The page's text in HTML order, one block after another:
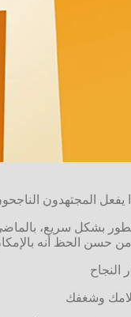
المجتهدون
بشكل سريع،
الحظ أنه بالإمكان
النجاح